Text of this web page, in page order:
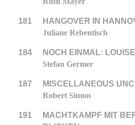
181
HANGOVER IN
Juliane Rebentisch
184
NOCH EINMAL:
Stefan Germer
187
MISCELLANEOUS
Robert Simon
191
MACHTKAMPF MIT